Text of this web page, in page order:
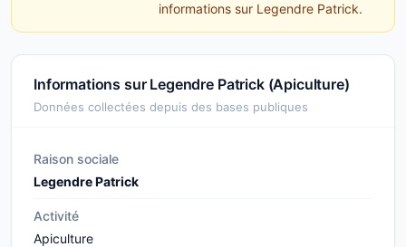
informations sur Legendre Patrick.
Informations sur Legendre Patrick (Apiculture)
Données collectées depuis des bases publiques
Raison sociale
Legendre Patrick
Activité
Apiculture